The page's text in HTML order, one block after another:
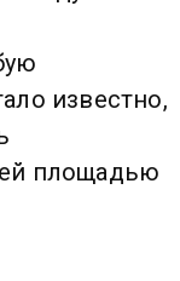
известно,
площадью